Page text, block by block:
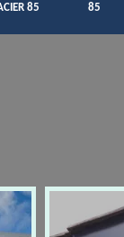
85
85